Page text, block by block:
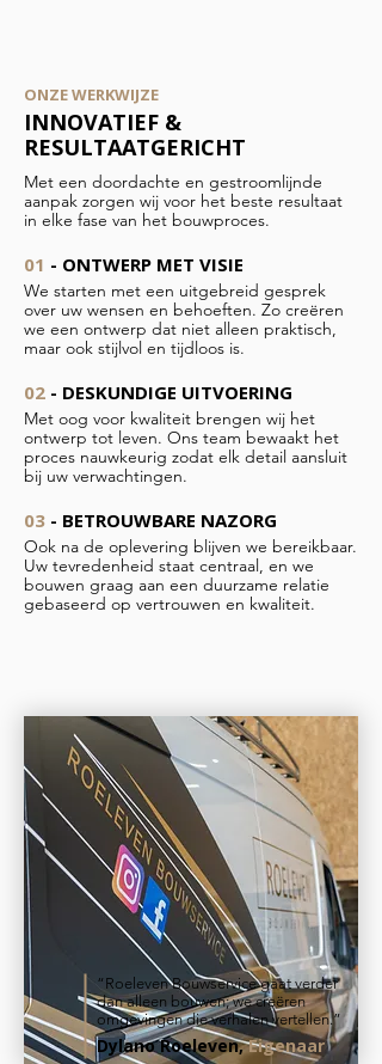
ONZE WERKWIJZE
INNOVATIEF &
RESULTAATGERICHT
Met een doordachte en gestroomlijnde
aanpak zorgen wij voor het beste resultaat
in elke fase van het bouwproces.
01 - ONTWERP MET VISIE
We starten met een uitgebreid gesprek
over uw wensen en behoeften. Zo creëren
we een ontwerp dat niet alleen praktisch,
maar ook stijlvol en tijdloos is.
02 - DESKUNDIGE UITVOERING
Met oog voor kwaliteit brengen wij het
ontwerp tot leven. Ons team bewaakt het
proces nauwkeurig zodat elk detail aansluit
bij uw verwachtingen.
03 - BETROUWBARE NAZORG
Ook na de oplevering blijven we bereikbaar.
Uw tevredenheid staat centraal, en we
bouwen graag aan een duurzame relatie
gebaseerd op vertrouwen en kwaliteit.
“Roeleven Bouwservice gaat verder
dan alleen bouwen; we creëren
omgevingen die verhalen vertellen.”
Dylano Roeleven,Eigenaar